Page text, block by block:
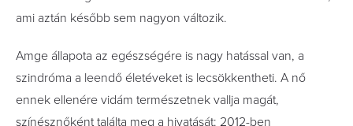
ami aztán később sem nagyon változik.
Amge állapota az egészségére is nagy hatással van, a
szindróma a leendő életéveket is lecsökkentheti. A nő
ennek ellenére vidám természetnek vallja magát,
színésznőként találta meg a hivatását: 2012-ben